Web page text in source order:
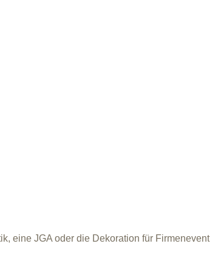
eine JGA oder die Dekoration für Firmenevent